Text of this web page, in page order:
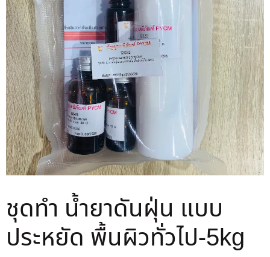
ชุดทำ น้ำยาดันฝุ่น แบบ
ประหยัด พื้นผิวทั่วไป-5kg